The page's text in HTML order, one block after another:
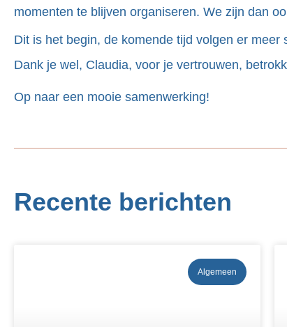
momenten te blijven organiseren. We zijn dan
Dit is het begin, de komende tijd volgen er
Dank je wel, Claudia, voor je vertrouwen,
Op naar een mooie samenwerking!
Recente berichten
Algemeen